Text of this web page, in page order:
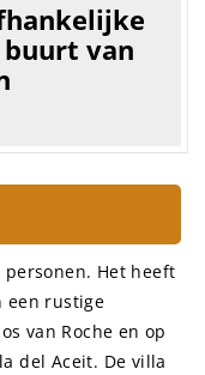
van
Het heeft
een rustige
van Roche en op
del Aceit. De villa